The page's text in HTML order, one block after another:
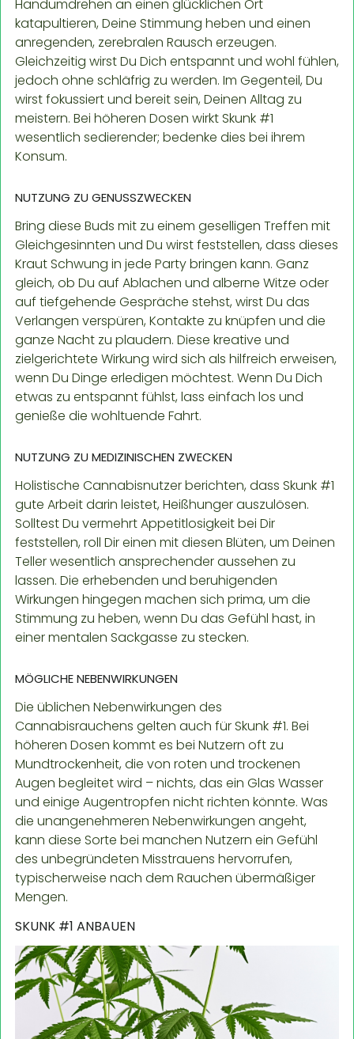
Handumdrehen an einen glücklichen Ort
katapultieren, Deine Stimmung heben und einen
anregenden, zerebralen Rausch erzeugen.
Gleichzeitig wirst Du Dich entspannt und wohl fühlen,
jedoch ohne schläfrig zu werden. Im Gegenteil, Du
wirst fokussiert und bereit sein, Deinen Alltag zu
meistern. Bei höheren Dosen wirkt Skunk #1
wesentlich sedierender; bedenke dies bei ihrem
Konsum.
NUTZUNG ZU GENUSSZWECKEN
Bring diese Buds mit zu einem geselligen Treffen mit
Gleichgesinnten und Du wirst feststellen, dass dieses
Kraut Schwung in jede Party bringen kann. Ganz
gleich, ob Du auf Ablachen und alberne Witze oder
auf tiefgehende Gespräche stehst, wirst Du das
Verlangen verspüren, Kontakte zu knüpfen und die
ganze Nacht zu plaudern. Diese kreative und
zielgerichtete Wirkung wird sich als hilfreich erweisen,
wenn Du Dinge erledigen möchtest. Wenn Du Dich
etwas zu entspannt fühlst, lass einfach los und
genieße die wohltuende Fahrt.
NUTZUNG ZU MEDIZINISCHEN ZWECKEN
Holistische Cannabisnutzer berichten, dass Skunk #1
gute Arbeit darin leistet, Heißhunger auszulösen.
Solltest Du vermehrt Appetitlosigkeit bei Dir
feststellen, roll Dir einen mit diesen Blüten, um Deinen
Teller wesentlich ansprechender aussehen zu
lassen. Die erhebenden und beruhigenden
Wirkungen hingegen machen sich prima, um die
Stimmung zu heben, wenn Du das Gefühl hast, in
einer mentalen Sackgasse zu stecken.
MÖGLICHE NEBENWIRKUNGEN
Die üblichen Nebenwirkungen des
Cannabisrauchens gelten auch für Skunk #1. Bei
höheren Dosen kommt es bei Nutzern oft zu
Mundtrockenheit, die von roten und trockenen
Augen begleitet wird – nichts, das ein Glas Wasser
und einige Augentropfen nicht richten könnte. Was
die unangenehmeren Nebenwirkungen angeht,
kann diese Sorte bei manchen Nutzern ein Gefühl
des unbegründeten Misstrauens hervorrufen,
typischerweise nach dem Rauchen übermäßiger
Mengen.
SKUNK #1 ANBAUEN